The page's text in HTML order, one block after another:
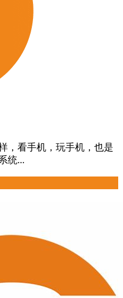
，看手机，玩手机，也是
统...